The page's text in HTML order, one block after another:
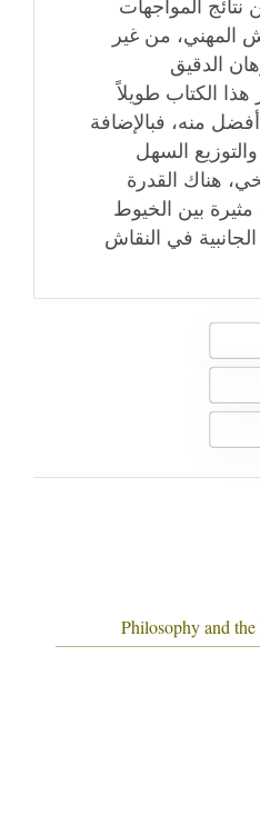
المواجهات
المهني، من غير
الدقيق
الكتاب طويلاً
منه، فبالإضافة
السهل
هناك القدرة
مثيرة بين الخيوط
في النقاش
Philosophy and